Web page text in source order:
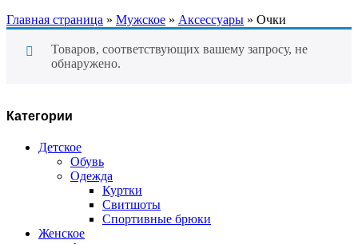
Главная страница » Мужское » Аксессуары » Очки
Товаров, соответствующих вашему запросу, не
обнаружено.
Категории
Детское
Обувь
Одежда
Куртки
Свитшоты
Спортивные брюки
Женское